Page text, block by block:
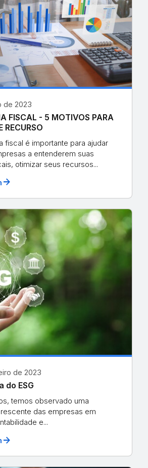
de 2023
FISCAL - 5 MOTIVOS PARA
RECURSO
fiscal é importante para ajudar
a entenderem suas
otimizar seus recursos...
arrow_forward
de 2023
do ESG
temos observado uma
das empresas em
e...
arrow_forward